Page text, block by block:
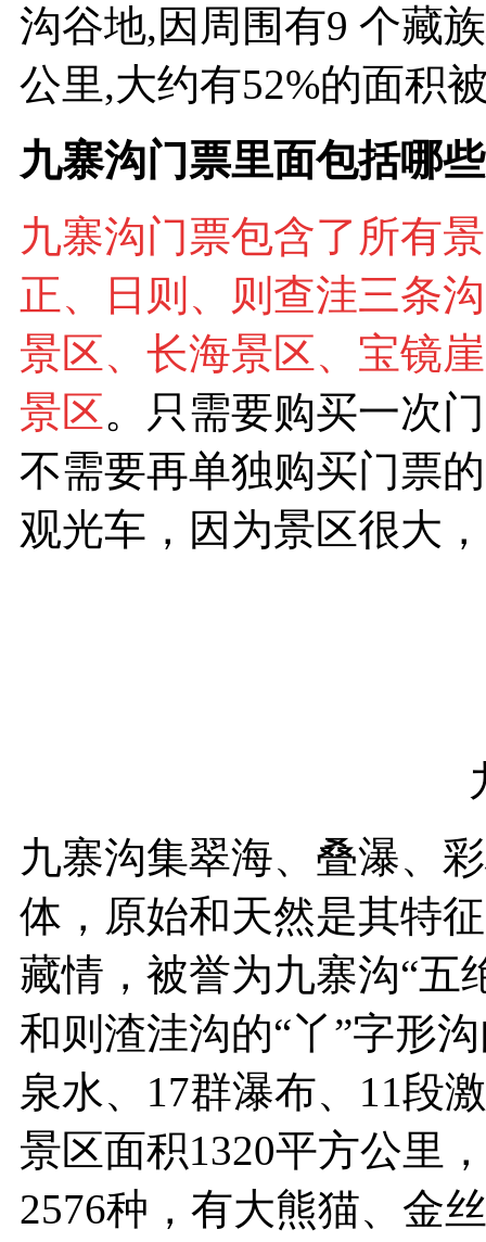
沟谷地,因周围有9 个藏
公里,大约有52%的面积
九寨沟门票里面包括哪
九寨沟门票包含了所有
正、日则、则查洼三条
景区、长海景区、宝镜
景区。只需要购买一次
不需要再单独购买门票
观光车，因为景区很大
九寨沟集翠海、叠瀑、
体，原始和天然是其特
藏情，被誉为九寨沟“五
和则渣洼沟的“丫”字形
泉水、17群瀑布、11段
景区面积1320平方公里
2576种，有大熊猫、金